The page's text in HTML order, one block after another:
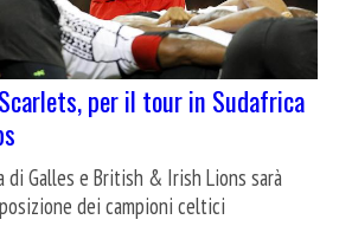
per il tour in Sudafrica
di Galles e British & Irish Lions sarà
dei campioni celtici